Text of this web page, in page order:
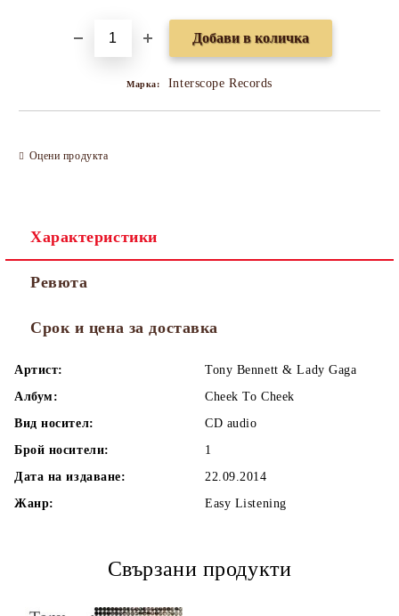
Марка: Interscope Records
Оцени продукта
Характеристики
Ревюта
Срок и цена за доставка
Артист:
Tony Bennett & Lady Gaga
Албум:
Cheek To Cheek
Вид носител:
CD audio
Брой носители:
1
Дата на издаване:
22.09.2014
Жанр:
Easy Listening
Свързани продукти